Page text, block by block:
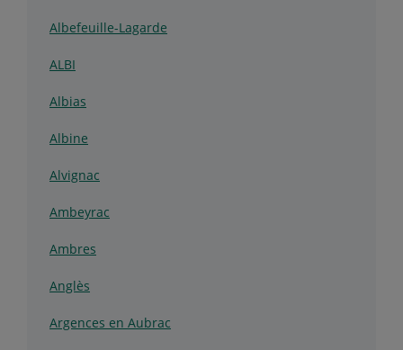
Albefeuille-Lagarde
ALBI
Albias
Albine
Alvignac
Ambeyrac
Ambres
Anglès
Argences en Aubrac